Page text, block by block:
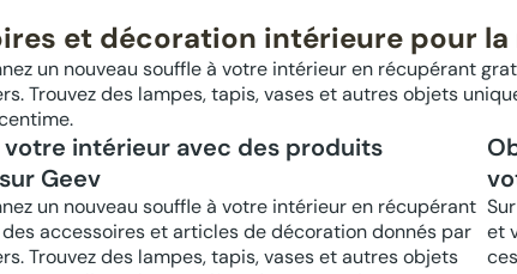
et décoration intérieure pour la
un nouveau souffle à votre intérieur en récupérant
Trouvez des lampes, tapis, vases et autres objets
intérieur avec des produits
Geev
un nouveau souffle à votre intérieur en récupérant
accessoires et articles de décoration donnés par
Trouvez des lampes, tapis, vases et autres objets
et